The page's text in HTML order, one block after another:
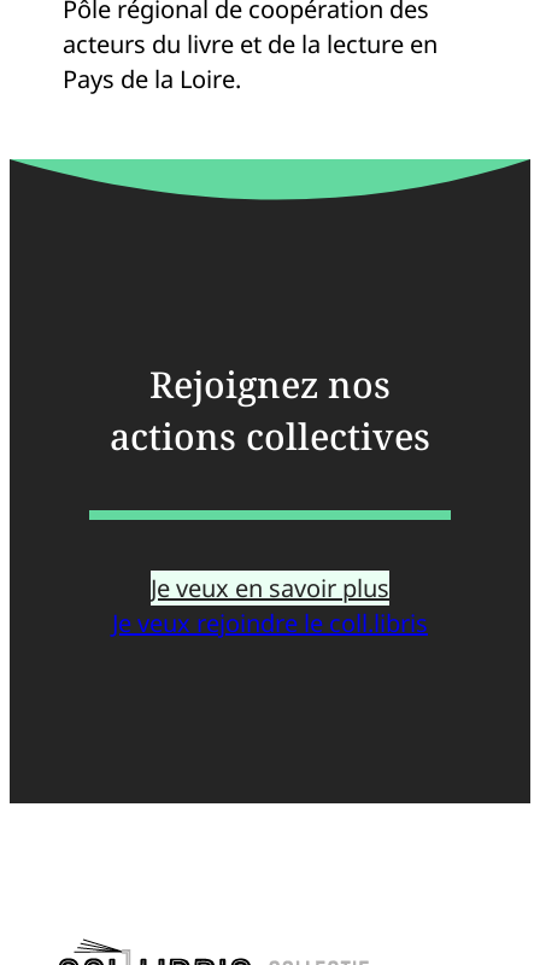
Pôle régional de coopération des
acteurs du livre et de la lecture en
Pays de la Loire.
Rejoignez nos
actions collectives
Je veux en savoir plus
Je veux rejoindre le coll.libris